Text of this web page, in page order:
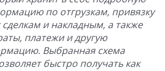
по отгрузкам, привязку
и накладным, а также
платежи и другую
Выбранная схема
быстро получать как